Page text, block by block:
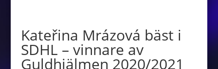
Kateřina Mrázová bäst i
SDHL – vinnare av
Guldhjälmen 2020/2021